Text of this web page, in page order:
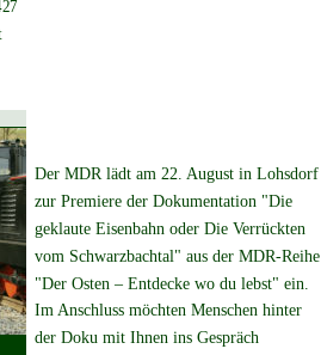
Der MDR lädt am 22. August in
zur Premiere der Dokumentation "Die
geklaute Eisenbahn oder Die Verrückten
vom Schwarzbachtal" aus der MDR-
"Der Osten – Entdecke wo du lebst" ein.
Im Anschluss möchten Menschen hinter
der Doku mit Ihnen ins Gespräch